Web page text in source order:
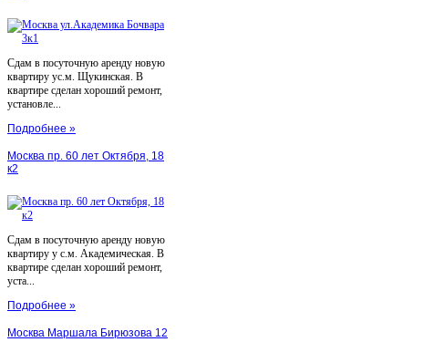
Сдам в посуточную аренду новую
квартиру ус.м. Щукинская. В
квартире сделан хороший ремонт,
установле...
Подробнее »
Москва пр. 60 лет Октября, 18
к2
Сдам в посуточную аренду новую
квартиру у с.м. Академическая. В
квартире сделан хороший ремонт,
уста...
Подробнее »
Москва Маршала Бирюзова 12